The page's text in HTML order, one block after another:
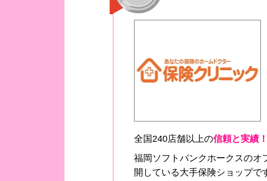
全国240店舗以上の信頼と実績！
福岡ソフトバンクホークスのオ
開している大手保険ショップで